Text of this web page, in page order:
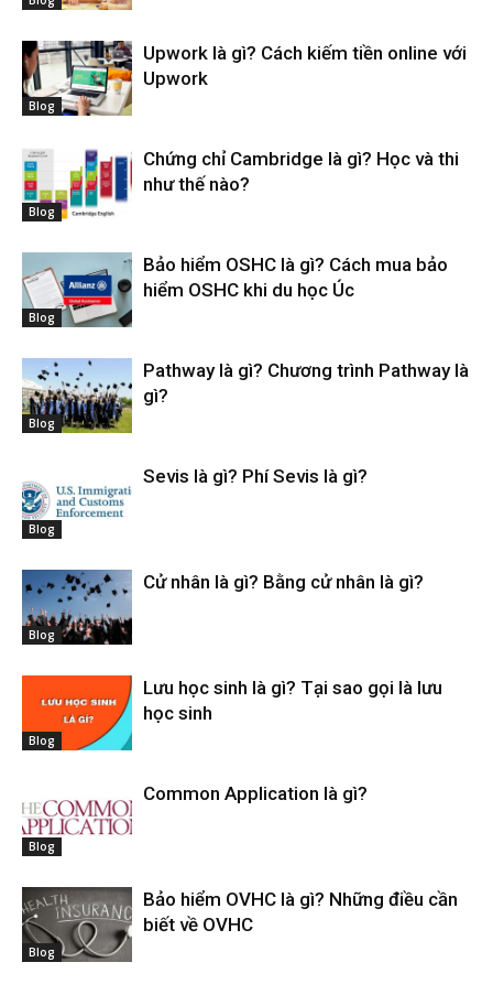
Blog
Upwork là gì? Cách kiếm tiền online với
Upwork
Blog
Chứng chỉ Cambridge là gì? Học và thi
như thế nào?
Blog
Bảo hiểm OSHC là gì? Cách mua bảo
hiểm OSHC khi du học Úc
Blog
Pathway là gì? Chương trình Pathway là
gì?
Blog
Sevis là gì? Phí Sevis là gì?
Blog
Cử nhân là gì? Bằng cử nhân là gì?
Blog
Lưu học sinh là gì? Tại sao gọi là lưu
học sinh
Blog
Common Application là gì?
Blog
Bảo hiểm OVHC là gì? Những điều cần
biết về OVHC